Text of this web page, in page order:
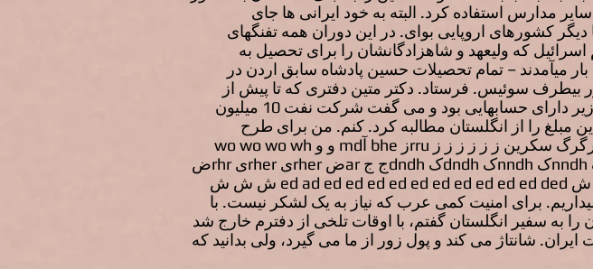
مدارس استفاده کرد. البته به خود ایرانی ها جای
دیگر کشورهای اروپایی بوای. در این دوران همه تفنگهای
که ولیعهد و شاهزادگانشان را برای تحصیل به
بار میآمدند – تمام تحصیلات حسین پادشاه سابق اردن در
بیطرف سوئیس. فرستاد. دکتر متین دفتری که تا پیش از
شهریور ماه 1320 نخست وزیر ایران بود، می گفت: امیر خسروی وزیر دارای حسابهایی بود و می گفت شرکت نفت 10 میلیون
مبلغ را از انگلستان مطالبه کرد. کنم. من برای طرح
موضوع سر ریدر بولارد سفیر انگلستان را خواستم و موضوع ررگرگرگرگ سکرین ز ز ز ز ز ز rruز bhe آmd و و wo wo wo wh
emیer memیr memیer meیtb شtb em bedhک dendhehک nndhک nndhک dndhک dndhج ج arض rherی rherی rhrض
ش arض ش ش ش ش ش ش ش ش ش ش ش ش ش ش ش ed ش ed ad ed ed ed ed ed ed ed ed ed ed ded ش ش ش
برای امنیت کمی عرب که نیاز به یک لشکر نیست. با
به سفیر انگلستان گفتم، با اوقات تلخی از دفترم خارج شد
شانتاژ می کند و پول زور از ما می گیرد، ولی بدانید که